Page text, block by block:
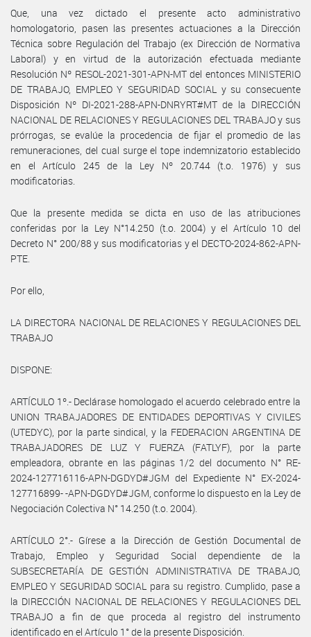
Que, una vez dictado el presente acto administrativo
homologatorio, pasen las presentes actuaciones a la Dirección
Técnica sobre Regulación del Trabajo (ex Dirección de Normativa
Laboral) y en virtud de la autorización efectuada mediante
Resolución Nº RESOL-2021-301-APN-MT del entonces MINISTERIO
DE TRABAJO, EMPLEO Y SEGURIDAD SOCIAL y su consecuente
Disposición Nº DI-2021-288-APN-DNRYRT#MT de la DIRECCIÓN
NACIONAL DE RELACIONES Y REGULACIONES DEL TRABAJO y sus
prórrogas, se evalúe la procedencia de fijar el promedio de las
remuneraciones, del cual surge el tope indemnizatorio establecido
en el Artículo 245 de la Ley Nº 20.744 (t.o. 1976) y sus
modificatorias.
Que la presente medida se dicta en uso de las atribuciones
conferidas por la Ley N°14.250 (t.o. 2004) y el Artículo 10 del
Decreto N° 200/88 y sus modificatorias y el DECTO-2024-862-APN-
PTE.
Por ello,
LA DIRECTORA NACIONAL DE RELACIONES Y REGULACIONES DEL
TRABAJO
DISPONE:
ARTÍCULO 1º.- Declárase homologado el acuerdo celebrado entre la
UNION TRABAJADORES DE ENTIDADES DEPORTIVAS Y CIVILES
(UTEDYC), por la parte sindical, y la FEDERACION ARGENTINA DE
TRABAJADORES DE LUZ Y FUERZA (FATLYF), por la parte
empleadora, obrante en las páginas 1/2 del documento N° RE-
2024-127716116-APN-DGDYD#JGM del Expediente N° EX-2024-
127716899- -APN-DGDYD#JGM, conforme lo dispuesto en la Ley de
Negociación Colectiva N° 14.250 (t.o. 2004).
ARTÍCULO 2°.- Gírese a la Dirección de Gestión Documental de
Trabajo, Empleo y Seguridad Social dependiente de la
SUBSECRETARÍA DE GESTIÓN ADMINISTRATIVA DE TRABAJO,
EMPLEO Y SEGURIDAD SOCIAL para su registro. Cumplido, pase a
la DIRECCIÓN NACIONAL DE RELACIONES Y REGULACIONES DEL
TRABAJO a fin de que proceda al registro del instrumento
identificado en el Artículo 1° de la presente Disposición.